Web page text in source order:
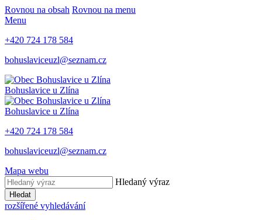
Rovnou na obsah Rovnou na menu
Menu
+420 724 178 584
bohuslaviceuzl@seznam.cz
Bohuslavice u Zlína
Bohuslavice u Zlína
+420 724 178 584
bohuslaviceuzl@seznam.cz
Mapa webu
Hledaný výraz
Hledat
rozšířené vyhledávání